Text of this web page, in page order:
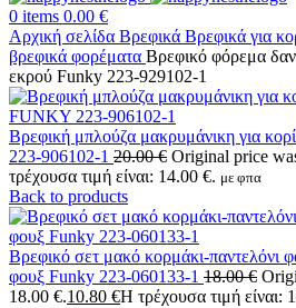
0 items 0.00 €
Αρχική σελίδα Βρεφικά Βρεφικά για
βρεφικά φορέματα Βρεφικό φόρεμα
εκρού Funky 223-929102-1
Βρεφική μπλούζα μακρυμάνικη για
223-906102-1 20.00€ Original price
τρέχουσα τιμή είναι: 14.00 €. με φπα
Back to products
Βρεφικό σετ μακό κορμάκι-παντελόνι
φουξ Funky 223-060133-1 18.00€
18.00 €.10.80 €Η τρέχουσα τιμή είναι: